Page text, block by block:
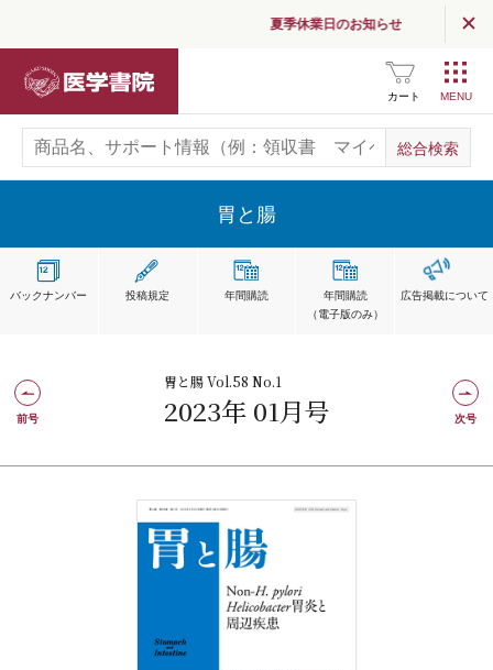
夏季休業日のお知らせ
カート
胃と腸
バックナンバー 投稿規定 年間購読
年間購読
（電子版のみ）
広告掲載について
胃と腸 Vol.58 No.1
2023年 01月号
前号 次号